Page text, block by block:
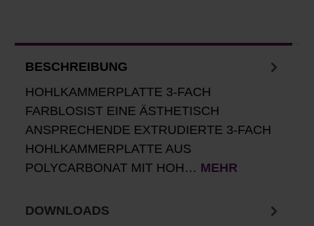
BESCHREIBUNG
HOHLKAMMERPLATTE 3-FACH
FARBLOSIST EINE ÄSTHETISCH
ANSPRECHENDE EXTRUDIERTE 3-FACH
HOHLKAMMERPLATTE AUS
POLYCARBONAT MIT HOH… MEHR
DOWNLOADS